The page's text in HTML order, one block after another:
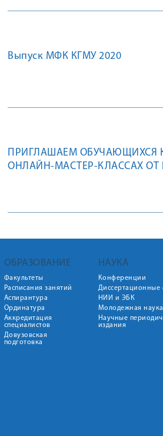
Выпуск МФК КГМУ 2020
ПРИГЛАШАЕМ ОБУЧАЮЩИХСЯ
ОНЛАЙН-МАСТЕР-КЛАССАХ ОТ
ОБРАЗОВАНИЕ
Факультеты
Расписания занятий
Аспирантура
Ординатура
Аккредитация
специалистов
Довузовская
подготовка
НАУКА
Конференции
Диссертационные
НИИ и ЭБК
Молодежная наука
Научные
издания